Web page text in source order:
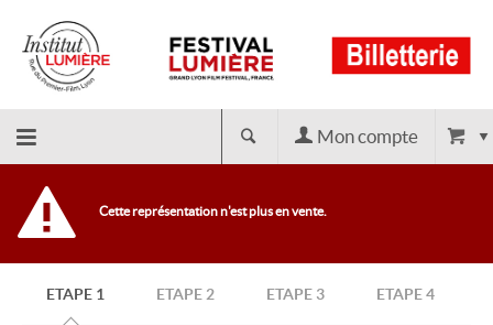
Retour
l'accueil
Mon compte
Cette représentation n'est plus en vente.
ETAPE 1 ETAPE 2 ETAPE 3 ETAPE 4